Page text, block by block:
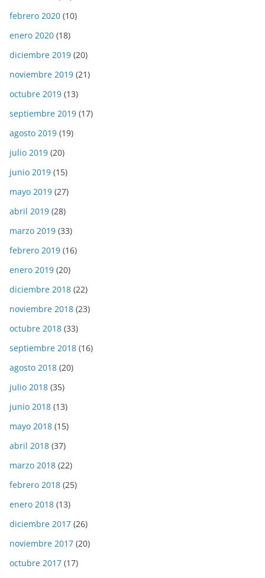
febrero 2020 (10)
enero 2020 (18)
diciembre 2019 (20)
noviembre 2019 (21)
octubre 2019 (13)
septiembre 2019 (17)
agosto 2019 (19)
julio 2019 (20)
junio 2019 (15)
mayo 2019 (27)
abril 2019 (28)
marzo 2019 (33)
febrero 2019 (16)
enero 2019 (20)
diciembre 2018 (22)
noviembre 2018 (23)
octubre 2018 (33)
septiembre 2018 (16)
agosto 2018 (20)
julio 2018 (35)
junio 2018 (13)
mayo 2018 (15)
abril 2018 (37)
marzo 2018 (22)
febrero 2018 (25)
enero 2018 (13)
diciembre 2017 (26)
noviembre 2017 (20)
octubre 2017 (17)